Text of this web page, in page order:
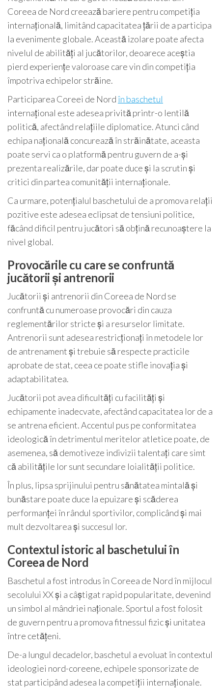
Coreea de Nord creează bariere pentru competiția
internațională, limitând capacitatea țării de a participa
la evenimente globale. Această izolare poate afecta
nivelul de abilități al jucătorilor, deoarece aceștia
pierd experiențe valoroase care vin din competiția
împotriva echipelor străine.
Participarea Coreei de Nordîn baschetul
internațional este adesea privită printr-o lentilă
politică, afectând relațiile diplomatice. Atunci când
echipa națională concurează în străinătate, aceasta
poate servi ca o platformă pentru guvern de a-și
prezenta realizările, dar poate duce și la scrutin și
critici din partea comunității internaționale.
Ca urmare, potențialul baschetului de a promova relații
pozitive este adesea eclipsat de tensiuni politice,
făcând dificil pentru jucători să obțină recunoaștere la
nivel global.
Provocările cu care se confruntă
jucătorii și antrenorii
Jucătorii și antrenorii din Coreea de Nord se
confruntă cu numeroase provocări din cauza
reglementărilor stricte și a resurselor limitate.
Antrenorii sunt adesea restricționați în metodele lor
de antrenament și trebuie să respecte practicile
aprobate de stat, ceea ce poate stifle inovația și
adaptabilitatea.
Jucătorii pot avea dificultăți cu facilități și
echipamente inadecvate, afectând capacitatea lor de a
se antrena eficient. Accentul pus pe conformitatea
ideologică în detrimentul meritelor atletice poate, de
asemenea, să demotiveze indivizii talentați care simt
că abilitățile lor sunt secundare loialității politice.
În plus, lipsa sprijinului pentru sănătatea mintală și
bunăstare poate duce la epuizare și scăderea
performanței în rândul sportivilor, complicând și mai
mult dezvoltarea și succesul lor.
Contextul istoric al baschetului în
Coreea de Nord
Baschetul a fost introdus în Coreea de Nord în mijlocul
secolului XX și a câștigat rapid popularitate, devenind
un simbol al mândriei naționale. Sportul a fost folosit
de guvern pentru a promova fitnessul fizic și unitatea
între cetățeni.
De-a lungul decadelor, baschetul a evoluat în contextul
ideologiei nord-coreene, echipele sponsorizate de
stat participând adesea la competiții internaționale.